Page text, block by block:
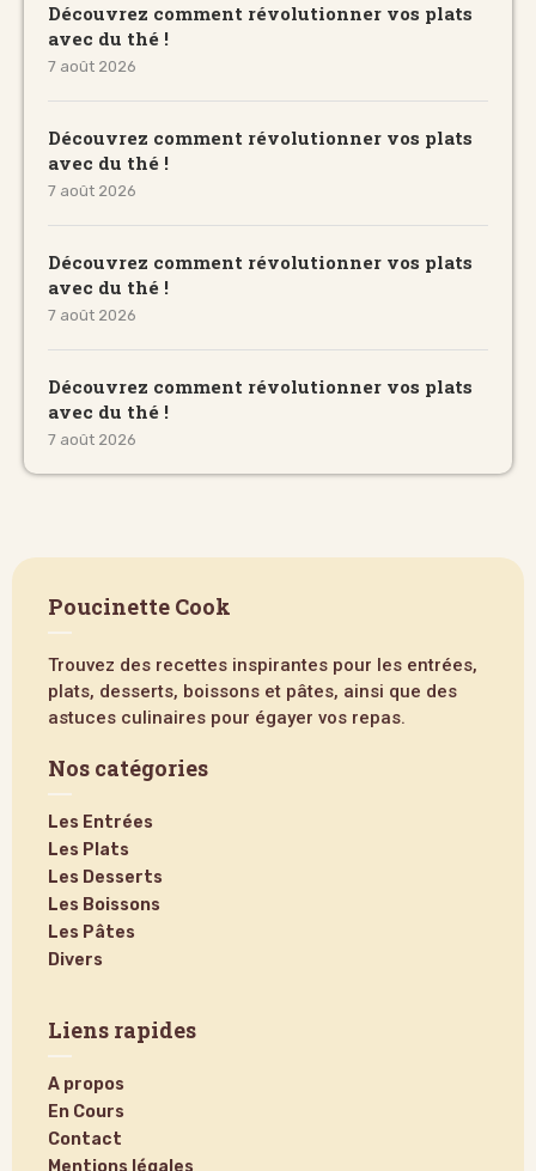
Découvrez comment révolutionner vos plats
avec du thé !
7 août 2026
Découvrez comment révolutionner vos plats
avec du thé !
7 août 2026
Découvrez comment révolutionner vos plats
avec du thé !
7 août 2026
Découvrez comment révolutionner vos plats
avec du thé !
7 août 2026
Poucinette Cook
Trouvez des recettes inspirantes pour les entrées,
plats, desserts, boissons et pâtes, ainsi que des
astuces culinaires pour égayer vos repas.
Nos catégories
Les Entrées
Les Plats
Les Desserts
Les Boissons
Les Pâtes
Divers
Liens rapides
A propos
En Cours
Contact
Mentions légales